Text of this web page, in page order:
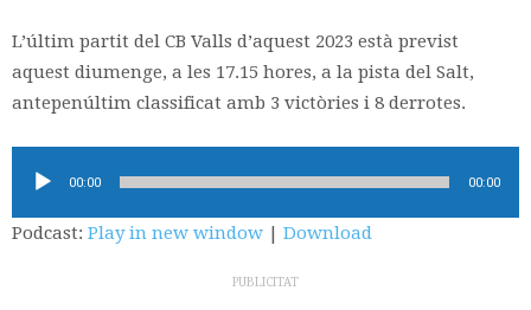
L’últim partit del CB Valls d’aquest 2023 està previst
aquest diumenge, a les 17.15 hores, a la pista del Salt,
antepenúltim classificat amb 3 victòries i 8 derrotes.
d'àudio00:00 00:00
Podcast: Play in new window | Download
PUBLICITAT